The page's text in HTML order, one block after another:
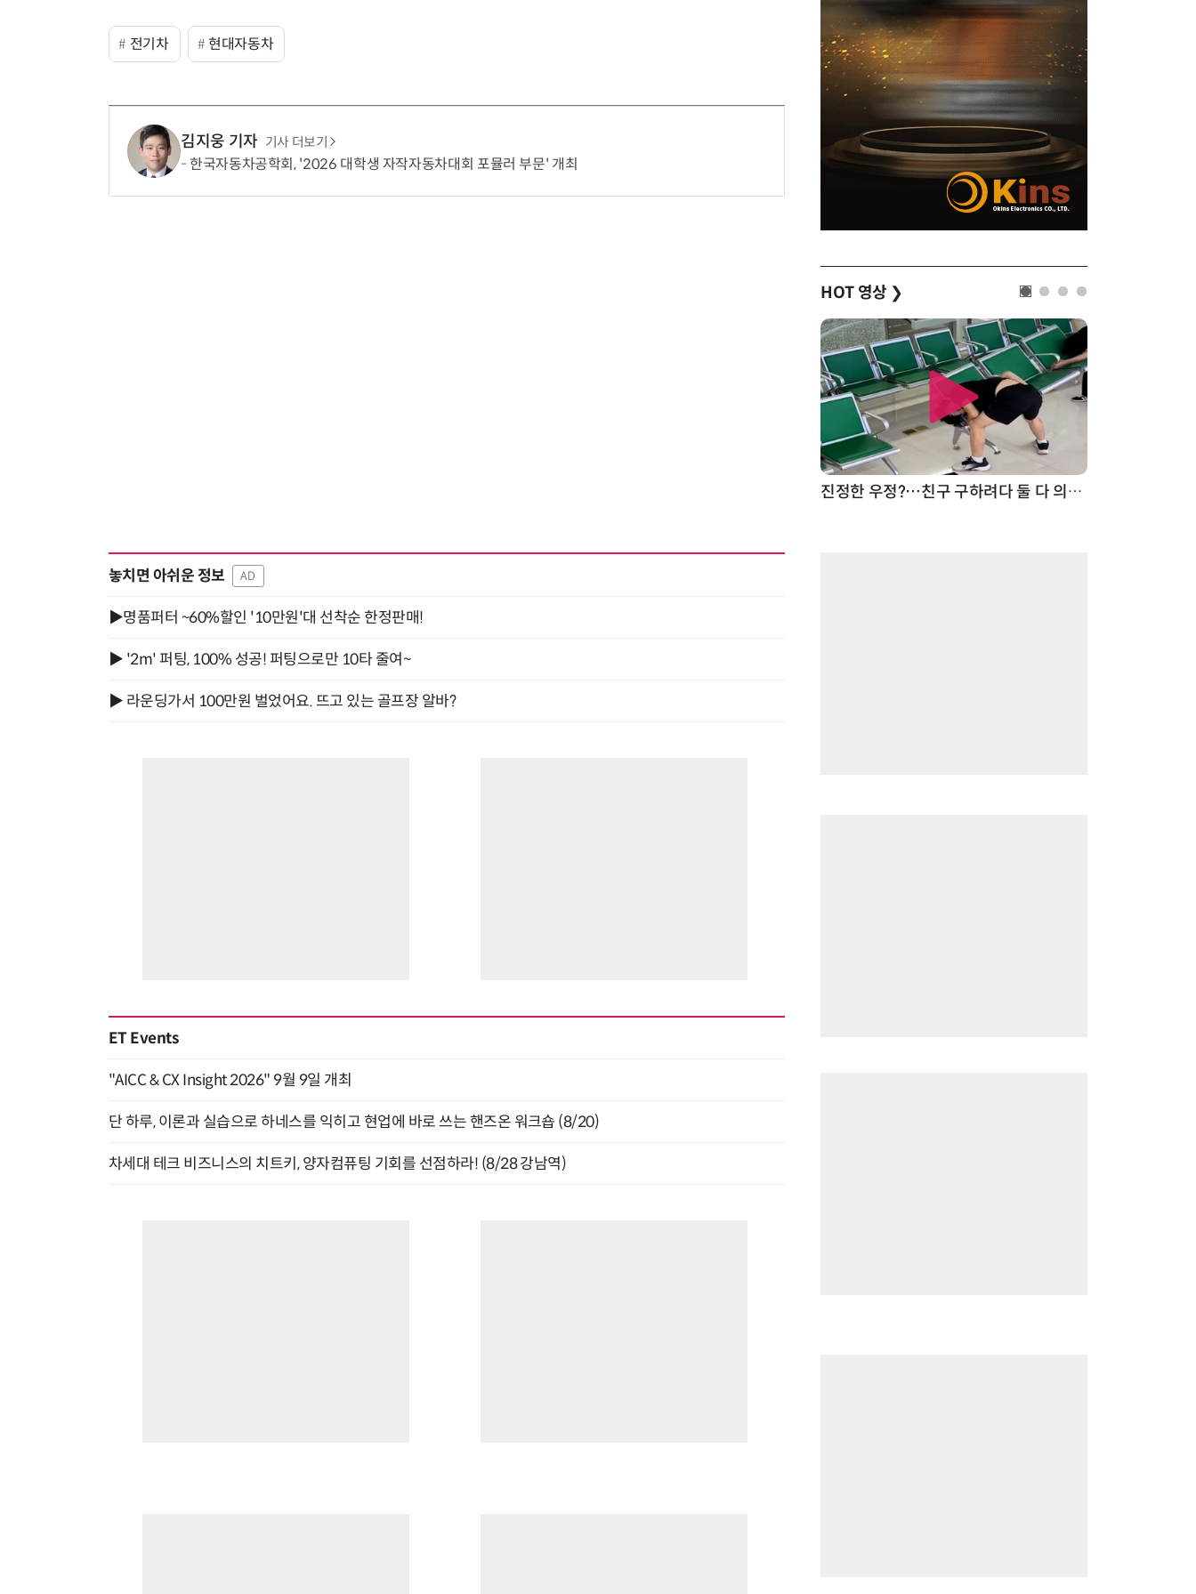
전기차 현대자동차
김지웅 기자 기사 더보기
한국자동차공학회, '2026 대학생 자작자동차대회 포뮬러 부문' 개최
놓치면 아쉬운 정보 AD
▶명품퍼터 ~60%할인 '10만원'대 선착순 한정판매!
▶ '2m' 퍼팅, 100% 성공! 퍼팅으로만 10타 줄여~
▶ 라운딩가서 100만원 벌었어요. 뜨고 있는 골프장 알바?
ET Events
"AICC & CX Insight 2026" 9월 9일 개최
단 하루, 이론과 실습으로 하네스를 익히고 현업에 바로 쓰는 핸즈온 워크숍 (8/20)
차세대 테크 비즈니스의 치트키, 양자컴퓨팅 기회를 선점하라! (8/28 강남역)
HOT 영상 ❯
진정한 우정?…친구 구하려다 둘 다 의자 틈에 목이 낀 순간